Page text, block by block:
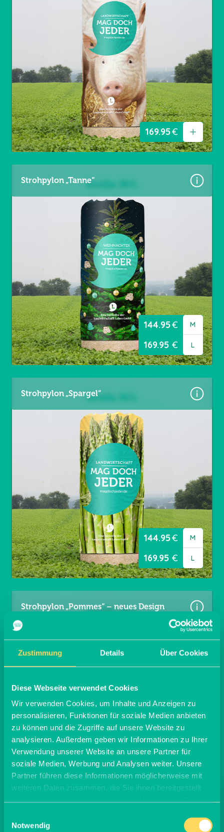
Zustimmung Details Über Cookies
Diese Webseite verwendet Cookies
Wir verwenden Cookies, um Inhalte und Anzeigen zu
personalisieren, Funktionen für soziale Medien anbieten
zu können und die Zugriffe auf unsere Website zu
analysieren. Außerdem geben wir Informationen zu Ihrer
Verwendung unserer Website an unsere Partner für
soziale Medien, Werbung und Analysen weiter. Unsere
Partner führen diese Informationen möglicherweise mit
weiteren Daten zusammen, die Sie ihnen bereitgestellt
Notwendig
Größe: 5,60 × 3,60 m
Material: Premium Frontlit 550 g/m²
Brandschutzklasse B1
Randverstärkt links / rechts
Ösen umlaufend alle 20 cm
169.95€
Strohpylon „Tanne“
Gr. M = 4,60 × 3,60 m
Gr. L = 5,60 × 3,60 m
Material: Premium Frontlit 550 g/m²
Brandschutzklasse B1
Randverstärkt links / rechts
Ösen umlaufend alle 20 cm
144.95€ M
169.95 € L
Strohpylon „Spargel“
Gr. M = 4,60 × 3,60 m
Gr. L = 5,60 × 3,60 m
Material: Premium Frontlit 550 g/m²
Brandschutzklasse B1
Randverstärkt links / rechts
Ösen umlaufend alle 20 cm
144.95€ M
169.95 € L
Strohpylon „Pommes“ – neues Design
Größen:
Gr. M = 4,60 × 3,60 m
Material: Premium Frontlit 550 g/m²
Brandschutzklasse B1
Randverstärkt links / rechts
Ösen umlaufend alle 20 cm
144.95€ M
169.95